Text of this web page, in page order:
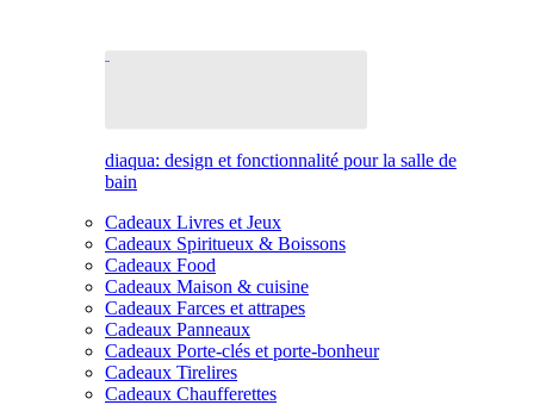
diaqua: design et fonctionnalité pour la salle de
bain
Cadeaux Livres et Jeux
Cadeaux Spiritueux & Boissons
Cadeaux Food
Cadeaux Maison & cuisine
Cadeaux Farces et attrapes
Cadeaux Panneaux
Cadeaux Porte-clés et porte-bonheur
Cadeaux Tirelires
Cadeaux Chaufferettes